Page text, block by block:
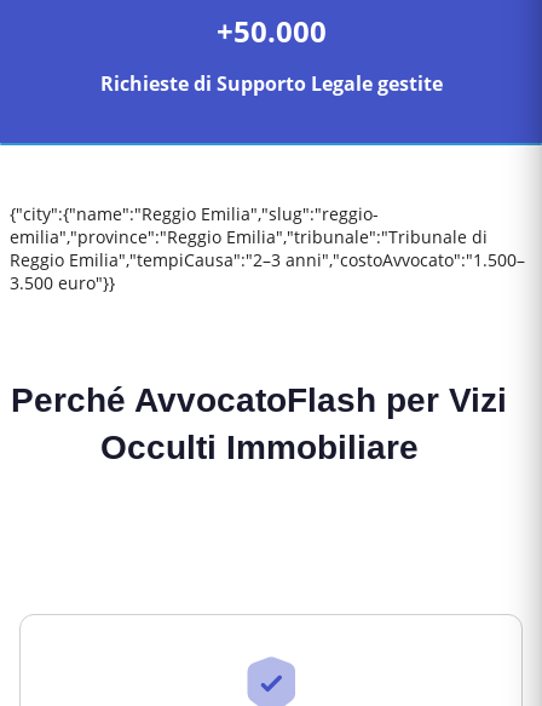
+50.000
Richieste di Supporto Legale gestite
{"city":{"name":"Reggio Emilia","slug":"reggio-
emilia","province":"Reggio Emilia","tribunale":"Tribunale di
Reggio Emilia","tempiCausa":"2–3 anni","costoAvvocato":"1.500–
3.500 euro"}}
Perché AvvocatoFlash per Vizi
Occulti Immobiliare